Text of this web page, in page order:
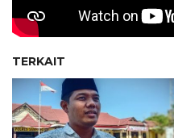
TERKAIT